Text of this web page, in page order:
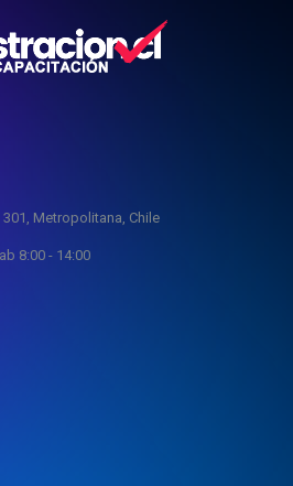
Metropolitana, Chile
8:00 - 14:00